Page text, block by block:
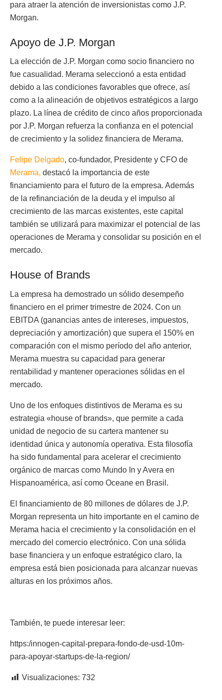
para atraer la atención de inversionistas como J.P.
Morgan.
Apoyo de J.P. Morgan
La elección de J.P. Morgan como socio financiero no
fue casualidad. Merama seleccionó a esta entidad
debido a las condiciones favorables que ofrece, así
como a la alineación de objetivos estratégicos a largo
plazo. La línea de crédito de cinco años proporcionada
por J.P. Morgan refuerza la confianza en el potencial
de crecimiento y la solidez financiera de Merama.
Felipe Delgado, co-fundador, Presidente y CFO de
Merama, destacó la importancia de este
financiamiento para el futuro de la empresa. Además
de la refinanciación de la deuda y el impulso al
crecimiento de las marcas existentes, este capital
también se utilizará para maximizar el potencial de las
operaciones de Merama y consolidar su posición en el
mercado.
House of Brands
La empresa ha demostrado un sólido desempeño
financiero en el primer trimestre de 2024. Con un
EBITDA (ganancias antes de intereses, impuestos,
depreciación y amortización) que supera el 150% en
comparación con el mismo período del año anterior,
Merama muestra su capacidad para generar
rentabilidad y mantener operaciones sólidas en el
mercado.
Uno de los enfoques distintivos de Merama es su
estrategia «house of brands», que permite a cada
unidad de negocio de su cartera mantener su
identidad única y autonomía operativa. Esta filosofía
ha sido fundamental para acelerar el crecimiento
orgánico de marcas como Mundo In y Avera en
Hispanoamérica, así como Oceane en Brasil.
El financiamiento de 80 millones de dólares de J.P.
Morgan representa un hito importante en el camino de
Merama hacia el crecimiento y la consolidación en el
mercado del comercio electrónico. Con una sólida
base financiera y un enfoque estratégico claro, la
empresa está bien posicionada para alcanzar nuevas
alturas en los próximos años.
También, te puede interesar leer:
https:/innogen-capital-prepara-fondo-de-usd-10m-
para-apoyar-startups-de-la-region/
Visualizaciones: 732